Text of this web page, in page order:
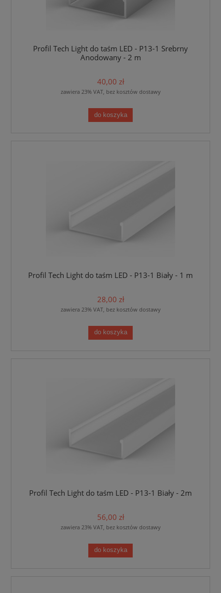
Profil Tech Light do taśm LED - P13-1 Srebrny
Anodowany - 2 m
40,00 zł
zawiera 23% VAT, bez kosztów dostawy
do koszyka
Profil Tech Light do taśm LED - P13-1 Biały - 1 m
28,00 zł
zawiera 23% VAT, bez kosztów dostawy
do koszyka
Profil Tech Light do taśm LED - P13-1 Biały - 2m
56,00 zł
zawiera 23% VAT, bez kosztów dostawy
do koszyka